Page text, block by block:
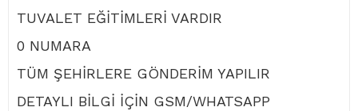
TUVALET EĞİTİMLERİ VARDIR
0 NUMARA
TÜM ŞEHİRLERE GÖNDERİM YAPILIR
DETAYLI BİLGİ İÇİN GSM/WHATSAPP